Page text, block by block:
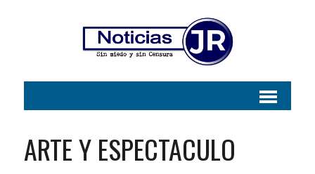
ARTE Y ESPECTACULO